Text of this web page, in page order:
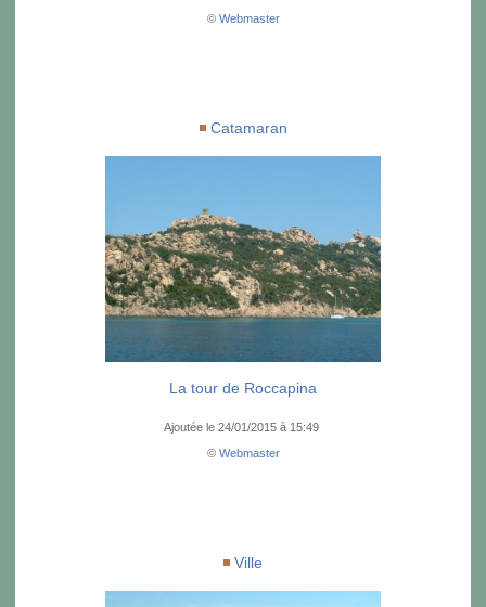
© Webmaster
Catamaran
La tour de Roccapina
Ajoutée le 24/01/2015 à 15:49
© Webmaster
Ville